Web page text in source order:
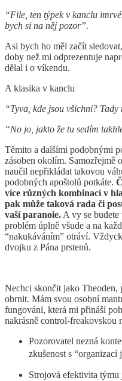
“File, ten týpek v kanclu
bych si na něj pozor”.
Asi bych ho měl začít
doby než mi odprezentuje
dělal i o víkendu.
A klasika v kanclu
“Tyva, kde jsou všichni?
“No jo, jakto že tu sedím
Těmito a dalšími podobnými
zásoben okolím. Samozřejmě
naučil nepřikládat takovou
podobných apoštolů potkáte.
více různých kombinací v
pak může taková rada či
vaší paranoie. A vy se
problém úplně všude a na
“nakukáváním” otráví.
dvojku z Pána prstenů.
Nechci skončit jako Theoden,
obrnit. Mám svou osobní
fungování, která mi přináší
nakrásně control-freakovskou
Pozorovatel nezná
zkušenost s “organizací
Strojová efektivita týmu